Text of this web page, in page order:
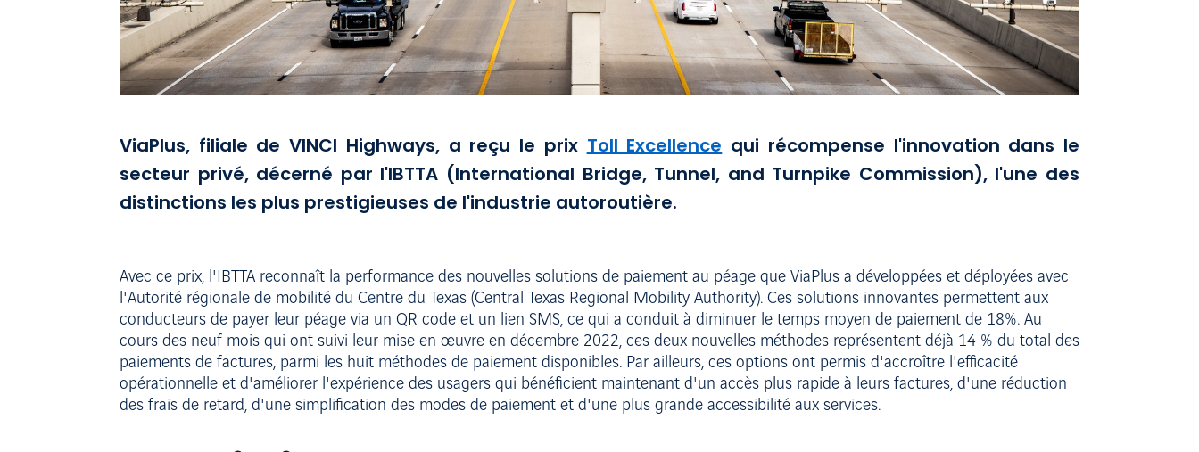
ViaPlus, filiale de VINCI Highways, a reçu le prix Toll Excellence qui récompense l'innovation dans le
secteur privé, décerné par l'IBTTA (International Bridge, Tunnel, and Turnpike Commission), l'une des
distinctions les plus prestigieuses de l'industrie autoroutière.
Avec ce prix, l'IBTTA reconnaît la performance des nouvelles solutions de paiement au péage que ViaPlus a développées et déployées avec
l'Autorité régionale de mobilité du Centre du Texas (Central Texas Regional Mobility Authority). Ces solutions innovantes permettent aux
conducteurs de payer leur péage via un QR code et un lien SMS, ce qui a conduit à diminuer le temps moyen de paiement de 18%. Au
cours des neuf mois qui ont suivi leur mise en œuvre en décembre 2022, ces deux nouvelles méthodes représentent déjà 14 % du total des
paiements de factures, parmi les huit méthodes de paiement disponibles. Par ailleurs, ces options ont permis d'accroître l'efficacité
opérationnelle et d'améliorer l'expérience des usagers qui bénéficient maintenant d'un accès plus rapide à leurs factures, d'une réduction
des frais de retard, d'une simplification des modes de paiement et d'une plus grande accessibilité aux services.